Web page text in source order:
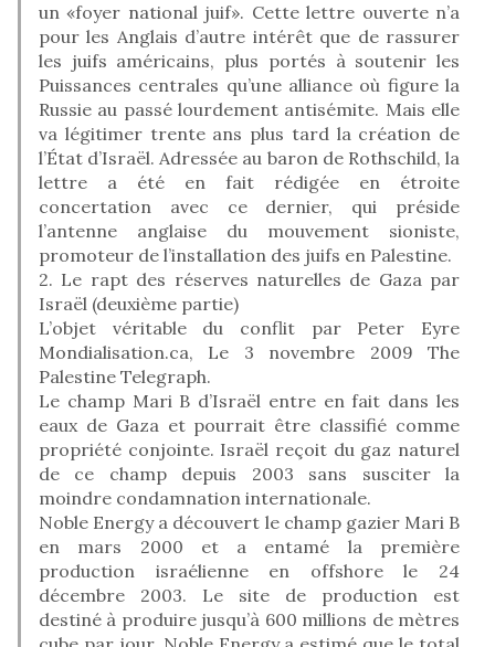
un «foyer national juif». Cette lettre ouverte n’a
pour les Anglais d’autre intérêt que de rassurer
les juifs américains, plus portés à soutenir les
Puissances centrales qu’une alliance où figure la
Russie au passé lourdement antisémite. Mais elle
va légitimer trente ans plus tard la création de
l’État d’Israël. Adressée au baron de Rothschild, la
lettre a été en fait rédigée en étroite
concertation avec ce dernier, qui préside
l’antenne anglaise du mouvement sioniste,
promoteur de l’installation des juifs en Palestine.
2. Le rapt des réserves naturelles de Gaza par
Israël (deuxième partie)
L’objet véritable du conflit par Peter Eyre
Mondialisation.ca, Le 3 novembre 2009 The
Palestine Telegraph.
Le champ Mari B d’Israël entre en fait dans les
eaux de Gaza et pourrait être classifié comme
propriété conjointe. Israël reçoit du gaz naturel
de ce champ depuis 2003 sans susciter la
moindre condamnation internationale.
Noble Energy a découvert le champ gazier Mari B
en mars 2000 et a entamé la première
production israélienne en offshore le 24
décembre 2003. Le site de production est
destiné à produire jusqu’à 600 millions de mètres